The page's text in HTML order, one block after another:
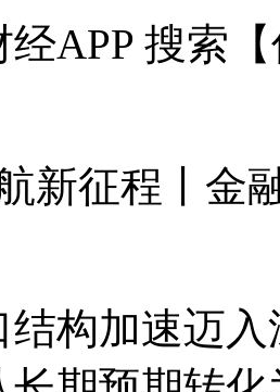
APP 搜索
新征程丨金
加速迈入